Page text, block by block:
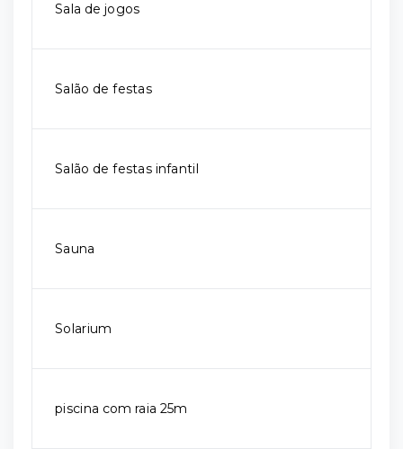
Sala de jogos
Salão de festas
Salão de festas infantil
Sauna
Solarium
piscina com raia 25m